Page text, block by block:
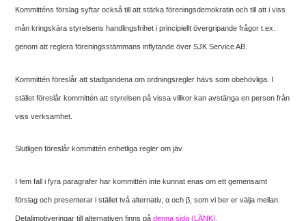
Kommitténs förslag syftar också till att stärka föreningsdemokratin och till att i viss
mån kringskära styrelsens handlingsfrihet i principiellt övergripande frågor t.ex.
genom att reglera föreningsstämmans inflytande över SJK Service AB.
Kommittén föreslår att stadgandena om ordningsregler hävs som obehövliga. I
stället föreslår kommittén att styrelsen på vissa villkor kan avstänga en person från
viss verksamhet.
Slutligen föreslår kommittén enhetliga regler om jäv.
I fem fall i fyra paragrafer har kommittén inte kunnat enas om ett gemensamt
förslag och presenterar i stället två alternativ, α och β, som vi ber er välja mellan.
Detaljmotiveringar till alternativen finns pådenna sida (LÄNK)